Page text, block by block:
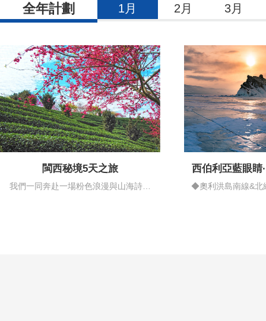
全年計劃 1月 2月 3月
閩西秘境5天之旅
我們一同奔赴一場粉色浪漫與山海詩意
西伯利亞藍眼睛
情藍
◆奧利洪島南線&北